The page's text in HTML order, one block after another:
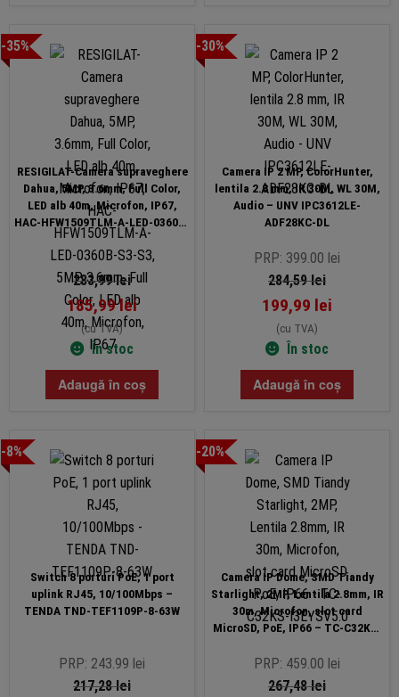
-35%
RESIGILAT-Camera supraveghere
Dahua, 5MP, 3.6mm, Full Color,
LED alb 40m, Microfon, IP67,
HAC-HFW1509TLM-A-LED-0360B-
S3-S3, 5MP, 3.6mm, Full Color,
LED alb 40m, Microfon, IP67
283,99lei
185,99lei
(cu TVA)
În stoc
Adaugă în coș
-30%
Camera IP 2 MP, ColorHunter,
lentila 2.8 mm, IR 30M, WL 30M,
Audio – UNV IPC3612LE-
ADF28KC-DL
PRP: 399.00 lei
284,59lei
199,99 lei
(cu TVA)
În stoc
Adaugă în coș
-8%
Switch 8 porturi PoE, 1 port
uplink RJ45, 10/100Mbps –
TENDA TND-TEF1109P-8-63W
PRP: 243.99 lei
217,28lei
-20%
Camera IP Dome, SMD Tiandy
Starlight, 2MP, Lentila 2.8mm, IR
30m, Microfon, slot card
MicroSD, PoE, IP66 – TC-C32KS-
PRP: 459.00 lei
267,48lei